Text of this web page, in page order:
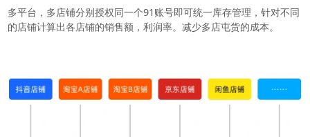
软件使用咨询
扫描二维码或查看聊天示例
多平台，多店铺分别授权同一个91账号即可统一库存管理，针对不同
的店铺计算出各店铺的销售额，利润率。减少多店屯货的成本。